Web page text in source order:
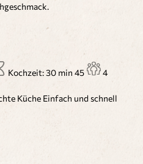
Kochzeit: 30 min 45
4
Küche Einfach und schnell